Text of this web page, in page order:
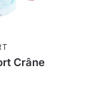
Crâne